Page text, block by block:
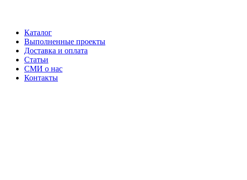
Каталог
Выполненные проекты
Доставка и оплата
Статьи
СМИ о нас
Контакты